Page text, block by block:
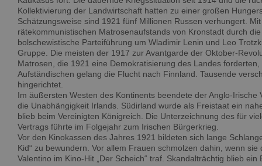
Kollektivierung der Landwirtschaft hatten zu einer großen
Schätzungsweise sind 1921 fünf Millionen Russen verhungert.
rätekommunistischen Matrosenaufstands von Kronstadt durch
bolschewistische Parteiführung um Wladimir Lenin und Leo
Gruppe. Die meisten der 1917 zur Avantgarde der Oktober-
Matrosen, die 1921 eine Demokratisierung des Landes
Aufständischen gelang die Flucht nach Finnland. Tausende
hingerichtet.
Im äußersten Westen des Kontinents beendete der Anglo-
die Unabhängigkeit Irlands. Südirland wurde als Freistaat ein
blieb beim Vereinigten Königreich. Die Unterzeichnung des für
Vertrags führte im Folgejahr zum Irischen Bürgerkrieg.
Vor den Kinokassen des Jahres 1921 bildeten sich lange
Kid“ zu bewundern. Vor allem Frauen schmolzen dahin, wenn
Valentino im Kino-Hit „Der Scheich“ traf. Skandalträchtig blieb